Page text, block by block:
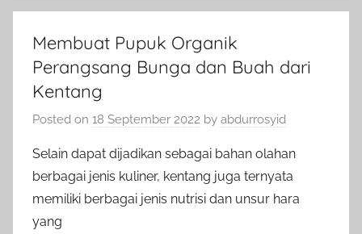
Membuat Pupuk Organik
Perangsang Bunga dan Buah dari
Kentang
Posted on 18 September 2022 by abdurrosyid
Selain dapat dijadikan sebagai bahan olahan
berbagai jenis kuliner, kentang juga ternyata
memiliki berbagai jenis nutrisi dan unsur hara
yang